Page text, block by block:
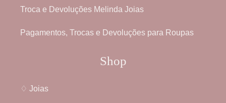
Troca e Devoluções Melinda Joias
Pagamentos, Trocas e Devoluções para Roupas
Shop
♢ Joias